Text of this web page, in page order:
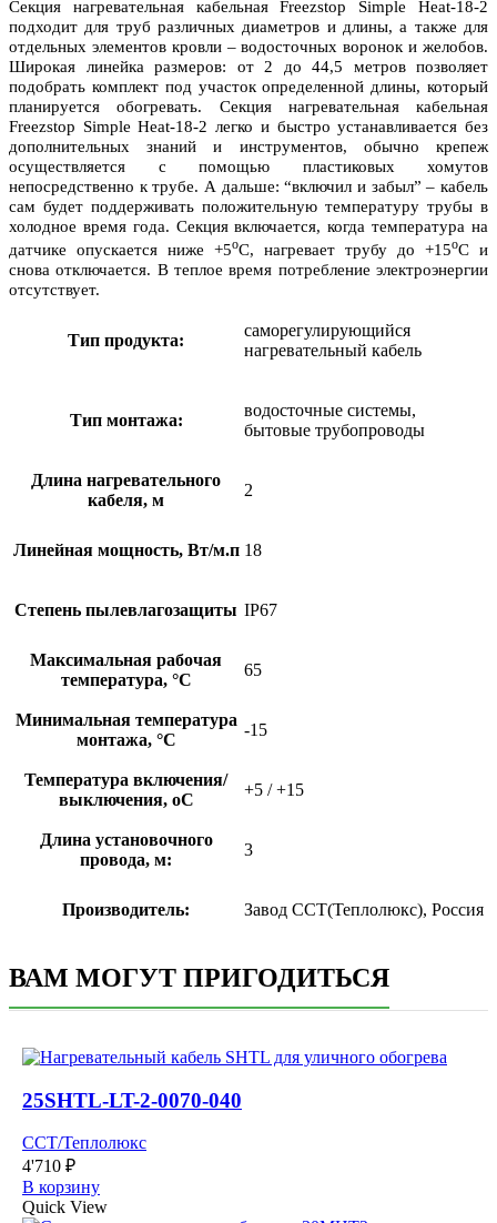
Секция нагревательная кабельная Freezstop Simple Heat-18-2
подходит для труб различных диаметров и длины, а также для
отдельных элементов кровли – водосточных воронок и желобов.
Широкая линейка размеров: от 2 до 44,5 метров позволяет
подобрать комплект под участок определенной длины, который
планируется обогревать. Секция нагревательная кабельная
Freezstop Simple Heat-18-2 легко и быстро устанавливается без
дополнительных знаний и инструментов, обычно крепеж
осуществляется с помощью пластиковых хомутов
непосредственно к трубе. А дальше: “включил и забыл” – кабель
сам будет поддерживать положительную температуру трубы в
холодное время года. Секция включается, когда температура на
датчике опускается ниже +5оС, нагревает трубу до +15оС и
снова отключается. В теплое время потребление электроэнергии
отсутствует.
Тип продукта:
саморегулирующийся
нагревательный кабель
Тип монтажа:
водосточные системы,
бытовые трубопроводы
Длина нагревательного
кабеля, м
2
Линейная мощность, Вт/м.п 18
Степень пылевлагозащиты IP67
Максимальная рабочая
температура, °С
65
Минимальная температура
монтажа, °С
-15
Температура включения/
выключения, оС
+5 / +15
Длина установочного
провода, м:
3
Производитель: Завод ССТ(Теплолюкс), Россия
ВАМ МОГУТ ПРИГОДИТЬСЯ
25SHTL-LT-2-0070-040
ССТ/Теплолюкс
4'710 ₽
В корзину
Quick View